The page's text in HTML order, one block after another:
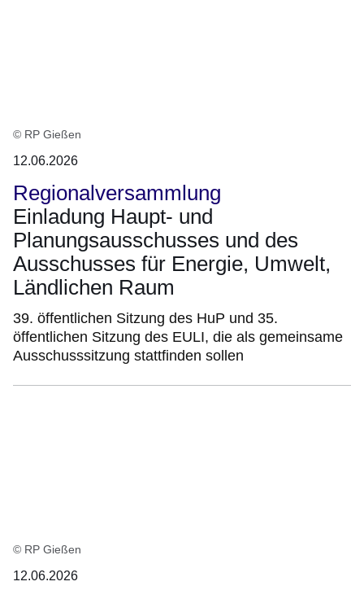
1
© RP Gießen
12.06.2026
Regionalversammlung
Einladung Haupt- und
Planungsausschusses und des
Ausschusses für Energie, Umwelt,
Ländlichen Raum
39. öffentlichen Sitzung des HuP und 35.
öffentlichen Sitzung des EULI, die als gemeinsame
Ausschusssitzung stattfinden sollen
© RP Gießen
12.06.2026